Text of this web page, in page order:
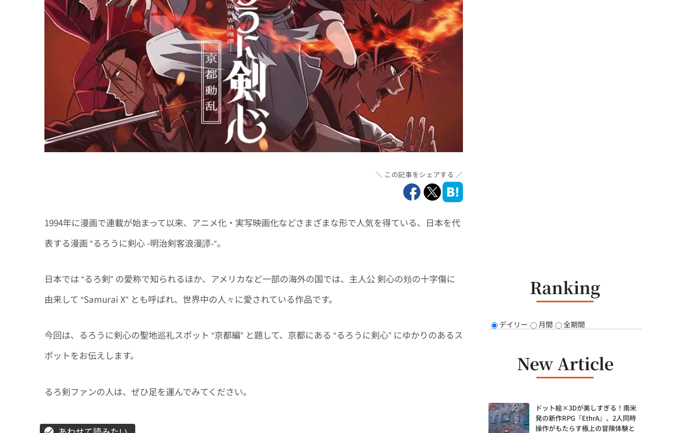
この記事をシェアする
1994年に漫画で連載が始まって以来、アニメ化・実写映画化などさまざまな形で人気を得ている、日本を代
表する漫画 “るろうに剣心 -明治剣客浪漫譚-“。
日本では “るろ剣” の愛称で知られるほか、アメリカなど一部の海外の国では、主人公 剣心の頬の十字傷に
由来して “Samurai X” とも呼ばれ、世界中の人々に愛されている作品です。
今回は、るろうに剣心の聖地巡礼スポット “京都編” と題して、京都にある “るろうに剣心” にゆかりのあるス
ポットをお伝えします。
るろ剣ファンの人は、ぜひ足を運んでみてください。
Ranking
デイリー 月間 全期間
New Article
ドット絵×3Dが美しすぎる！南米
発の新作RPG『EthrA』、2人同時
操作がもたらす極上の冒険体験と